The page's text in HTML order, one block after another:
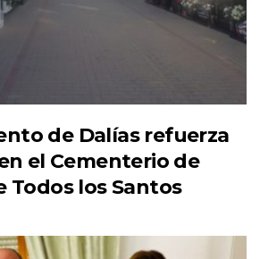
de Dalías refuerza
el Cementerio de
Todos los Santos